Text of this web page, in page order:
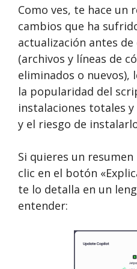
Como ves, te hace un
cambios que ha
actualización antes
(archivos y líneas de
eliminados o nuevos),
la popularidad del
instalaciones totales
y el riesgo de
Si quieres un
clic en el botón
te lo detalla en un
entender: